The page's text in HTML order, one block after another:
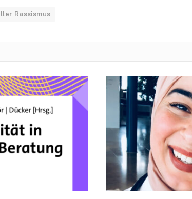
Rassismus